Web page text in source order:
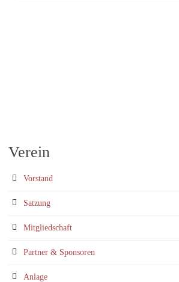
Verein
Vorstand
Satzung
Mitgliedschaft
Partner & Sponsoren
Anlage